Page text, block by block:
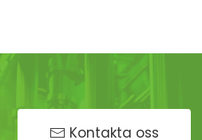
Kontakta oss